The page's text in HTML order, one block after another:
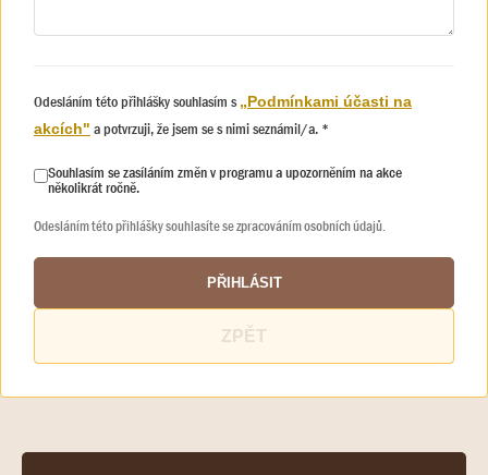
Odesláním této přihlášky souhlasím s„Podmínkami účasti na
akcích" a potvrzuji, že jsem se s nimi seznámil/a. *
Souhlasím se zasíláním změn v programu a upozorněním na akce
několikrát ročně.
Odesláním této přihlášky souhlasíte se zpracováním osobních údajů.
PŘIHLÁSIT
ZPĚT